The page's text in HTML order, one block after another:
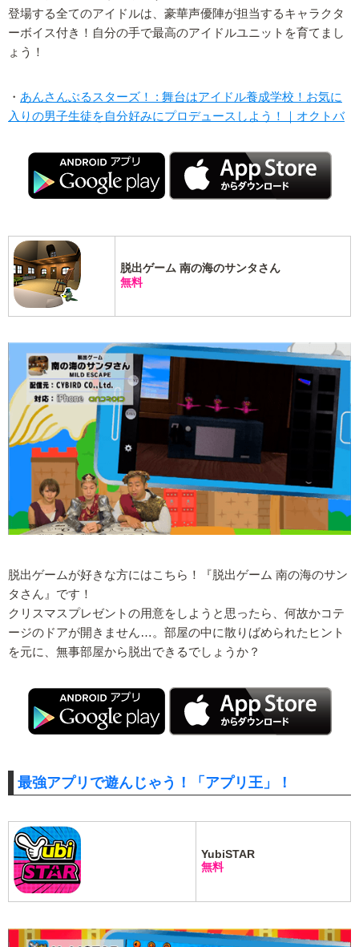
登場する全てのアイドルは、豪華声優陣が担当するキャラクタ
ーボイス付き！自分の手で最高のアイドルユニットを育てまし
ょう！
・ あんさんぶるスターズ！ : 舞台はアイドル養成学校！お気に
入りの男子生徒を自分好みにプロデュースしよう！｜オクトバ
脱出ゲーム 南の海のサンタさん
無料
脱出ゲームが好きな方にはこちら！『脱出ゲーム 南の海のサン
タさん』です！
クリスマスプレゼントの用意をしようと思ったら、何故かコテ
ージのドアが開きません…。部屋の中に散りばめられたヒント
を元に、無事部屋から脱出できるでしょうか？
最強アプリで遊んじゃう！「アプリ王」！
YubiSTAR
無料